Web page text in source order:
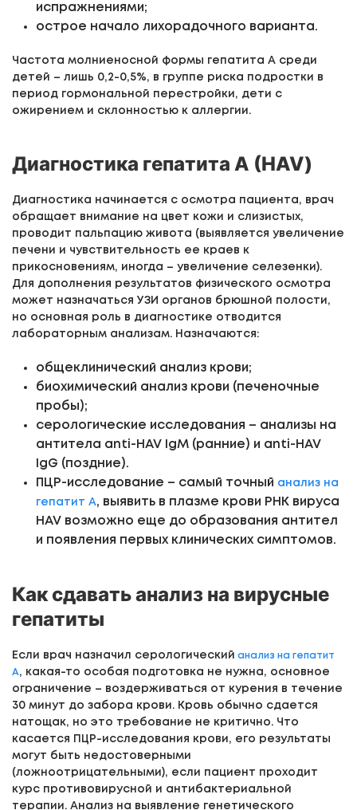
испражнениями;
острое начало лихорадочного варианта.
Частота молниеносной формы гепатита А среди
детей – лишь 0,2-0,5%, в группе риска подростки в
период гормональной перестройки, дети с
ожирением и склонностью к аллергии.
Диагностика гепатита А (HAV)
Диагностика начинается с осмотра пациента, врач
обращает внимание на цвет кожи и слизистых,
проводит пальпацию живота (выявляется увеличение
печени и чувствительность ее краев к
прикосновениям, иногда – увеличение селезенки).
Для дополнения результатов физического осмотра
может назначаться УЗИ органов брюшной полости,
но основная роль в диагностике отводится
лабораторным анализам. Назначаются:
общеклинический анализ крови;
биохимический анализ крови (печеночные
пробы);
серологические исследования – анализы на
антитела anti-HAV IgM (ранние) и anti-HAV
IgG (поздние).
ПЦР-исследование – самый точный анализ на
гепатит А, выявить в плазме крови РНК вируса
HAV возможно еще до образования антител
и появления первых клинических симптомов.
Как сдавать анализ на вирусные
гепатиты
Если врач назначил серологический анализ на гепатит
А, какая-то особая подготовка не нужна, основное
ограничение – воздерживаться от курения в течение
30 минут до забора крови. Кровь обычно сдается
натощак, но это требование не критично. Что
касается ПЦР-исследования крови, его результаты
могут быть недостоверными
(ложноотрицательными), если пациент проходит
курс противовирусной и антибактериальной
терапии. Анализ на выявление генетического